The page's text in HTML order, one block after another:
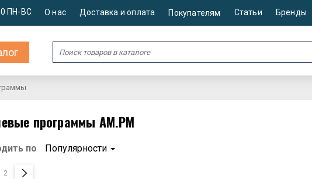
ПН-ВС О нас Доставка и оплата Покупателям Статьи Бренды
программы AM.PM
по Популярности
2